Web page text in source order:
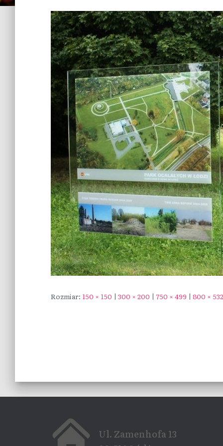
Rozmiar: 150 × 150 | 300 × 200 | 750 × 499 | 800 × 532
Ul. Zamenhofa 13